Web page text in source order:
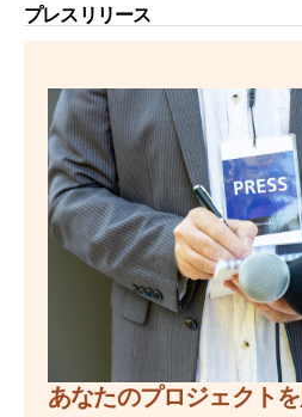
プレスリリース
あなたのプロジェクト